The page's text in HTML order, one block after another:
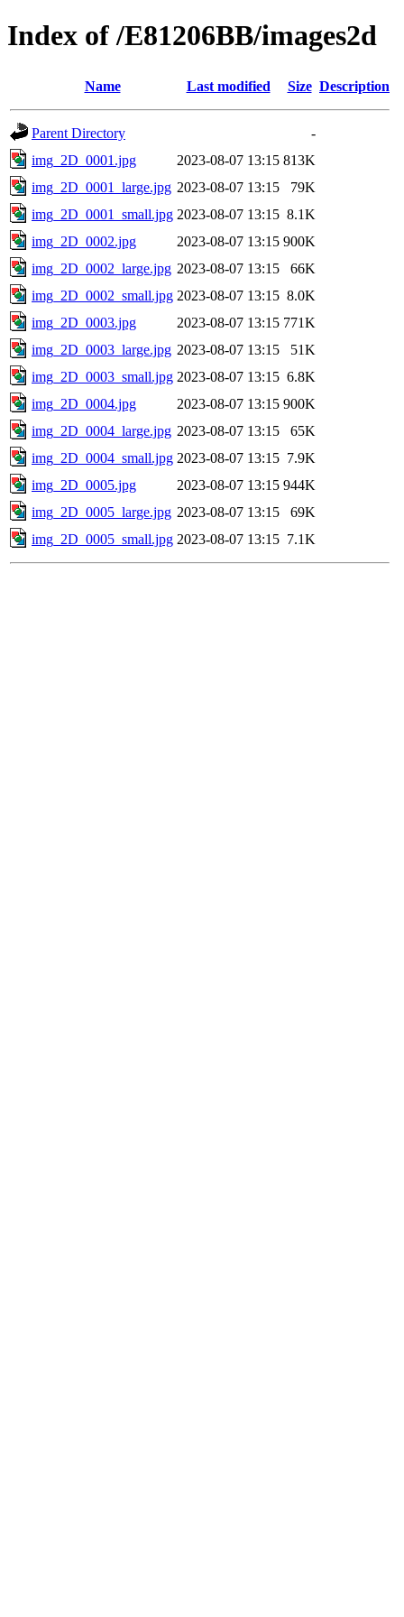
Index of /E81206BB/images2d
Name Last modified Size Description
Parent Directory
-
img_2D_0001.jpg
2023-08-07 13:15 813K
img_2D_0001_large.jpg 2023-08-07 13:15
79K
img_2D_0001_small.jpg 2023-08-07 13:15 8.1K
img_2D_0002.jpg
2023-08-07 13:15 900K
img_2D_0002_large.jpg 2023-08-07 13:15
66K
img_2D_0002_small.jpg 2023-08-07 13:15 8.0K
img_2D_0003.jpg
2023-08-07 13:15 771K
img_2D_0003_large.jpg 2023-08-07 13:15
51K
img_2D_0003_small.jpg 2023-08-07 13:15 6.8K
img_2D_0004.jpg
2023-08-07 13:15 900K
img_2D_0004_large.jpg 2023-08-07 13:15
65K
img_2D_0004_small.jpg 2023-08-07 13:15 7.9K
img_2D_0005.jpg
2023-08-07 13:15 944K
img_2D_0005_large.jpg 2023-08-07 13:15
69K
img_2D_0005_small.jpg 2023-08-07 13:15 7.1K